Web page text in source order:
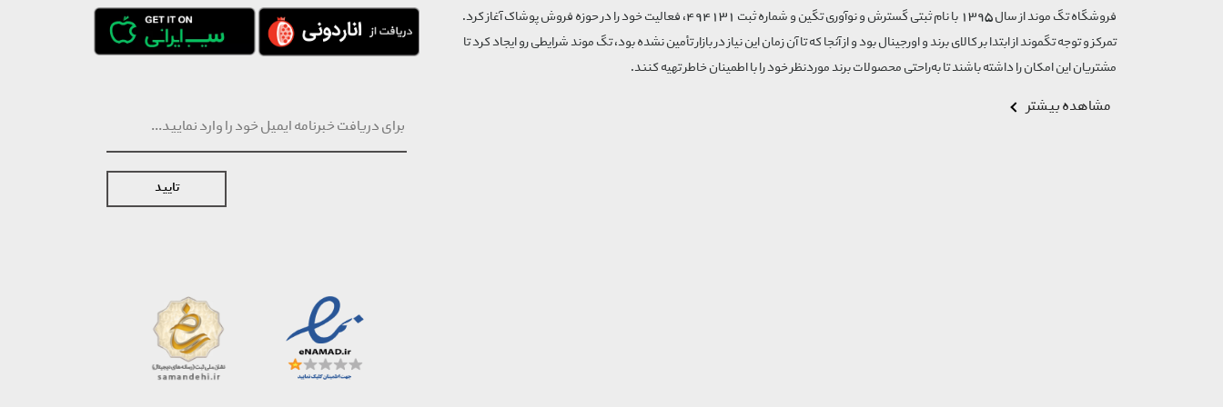
تایید
فروشگاه تگ موند از سال 1395 با نام ثبتی گسترش و نوآوری تگین و شماره ثبت 494131، فعالیت خود را در حوزه فروش پوشاک آغاز کرد.
تمرکز و توجه تگموند از ابتدا بر کالای برند و اورجینال بود و از آنجا که تا آن زمان این نیاز در بازار تأمین نشده بود، تگ موند شرایطی رو ایجاد کرد تا
مشتریان این امکان را داشته باشند تا به‌راحتی محصولات برند مورد‌نظر خود را با اطمینان خاطر تهیه کنند.
مشاهده بیشتر